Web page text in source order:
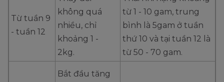
Từ tuần 9
- tuần 12
không quá
nhiều, chỉ
khoảng 1 -
2kg.
từ 1 - 10 gam, trung
bình là 5gam ở tuần
thứ 10 và tại tuần 12 là
từ 50 - 70 gam.
Bắt đầu tăng